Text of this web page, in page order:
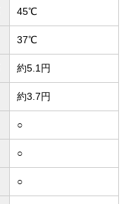
45℃
37℃
約5.1円
約3.7円
○
○
○